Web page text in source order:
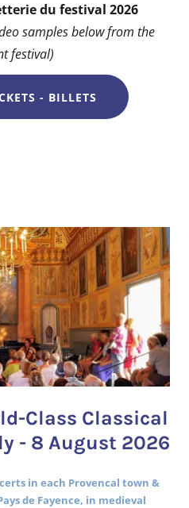
du festival 2026
samples below from the
festival)
- BILLETS
Class Classical
- 8 August 2026
in each Provencal town &
de Fayence, in medieval